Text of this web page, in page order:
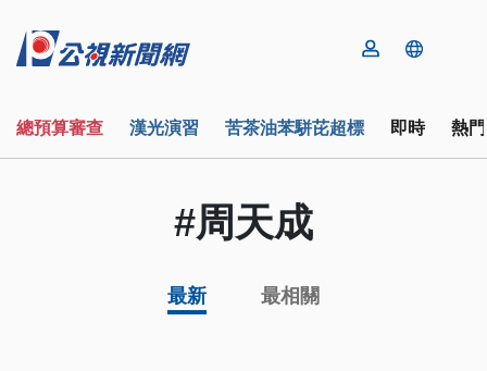
總預算審查 漢光演習 苦茶油苯駢芘超標 即時 熱
#周天成
最新 最相關